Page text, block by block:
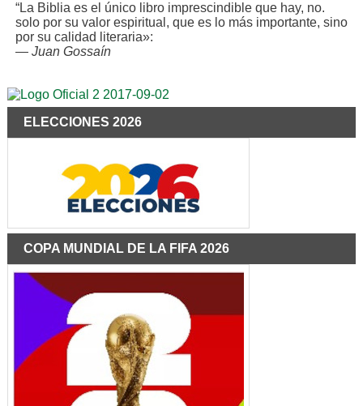
“La Biblia es el único libro imprescindible que hay, no.
solo por su valor espiritual, que es lo más importante, sino
por su calidad literaria»:
— Juan Gossaín
ELECCIONES 2026
COPA MUNDIAL DE LA FIFA 2026